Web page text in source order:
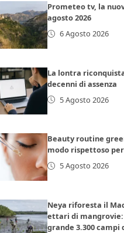
Prometeo tv, la
agosto 2026
6 Agosto 2026
La lontra
decenni di assenza
5 Agosto 2026
Beauty routine
modo rispettoso
5 Agosto 2026
Neya riforesta il
ettari di
grande 3.300 campi